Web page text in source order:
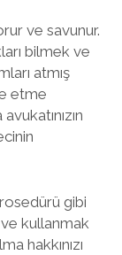
ve savunur.
bilmek ve
atmış
etme
gibi
ve kullanmak
hakkınızı